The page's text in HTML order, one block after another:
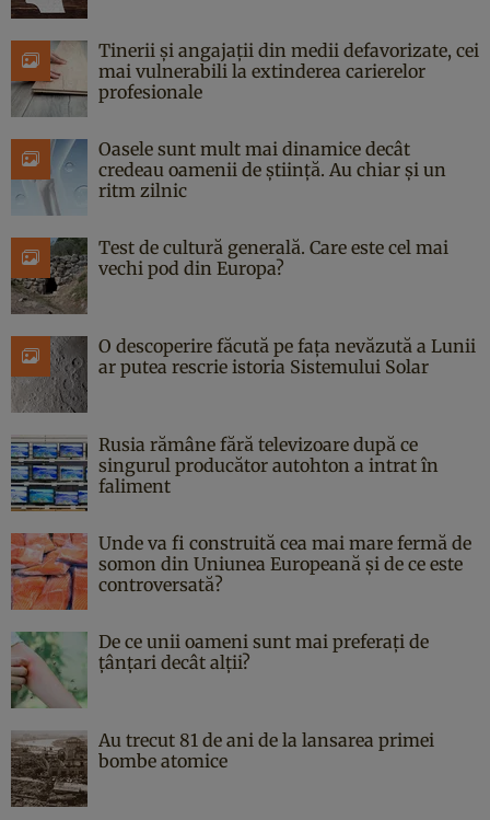
Tinerii și angajații din medii defavorizate, cei
mai vulnerabili la extinderea carierelor
profesionale
Oasele sunt mult mai dinamice decât
credeau oamenii de știință. Au chiar și un
ritm zilnic
Test de cultură generală. Care este cel mai
vechi pod din Europa?
O descoperire făcută pe fața nevăzută a Lunii
ar putea rescrie istoria Sistemului Solar
Rusia rămâne fără televizoare după ce
singurul producător autohton a intrat în
faliment
Unde va fi construită cea mai mare fermă de
somon din Uniunea Europeană și de ce este
controversată?
De ce unii oameni sunt mai preferați de
țânțari decât alții?
Au trecut 81 de ani de la lansarea primei
bombe atomice